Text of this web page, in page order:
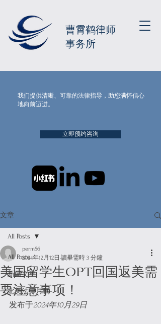
我们提供清晰、可靠的法律指导，助您满怀信心
地向前迈进。
立即预约咨询
曹霄鹤律师
事务所
文章
All Posts
新闻文章
北美法律月刊
All Posts
美国留学生OPT回国返美需
要注意事项！
perm56
2024年12月12日 讀畢需時 3 分鐘
发布于2024年10月29日